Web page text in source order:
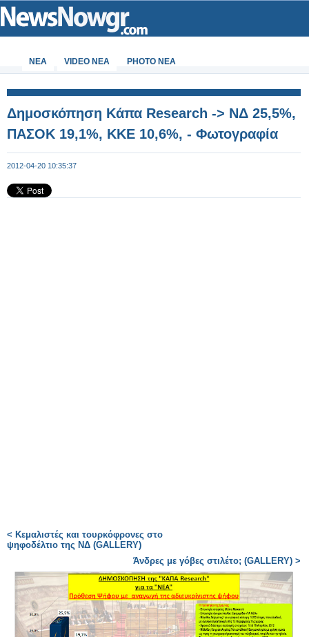
ΝΕΑ VIDEO NEA PHOTO NEA
Δημοσκόπηση Κάπα Research -> ΝΔ 25,5%,
ΠΑΣΟΚ 19,1%, ΚΚΕ 10,6%, - Φωτογραφία
2012-04-20 10:35:37
< Κεμαλιστές και τουρκόφρονες στο
ψηφοδέλτιο της ΝΔ (GALLERY)
Άνδρες με γόβες στιλέτο; (GALLERY) >